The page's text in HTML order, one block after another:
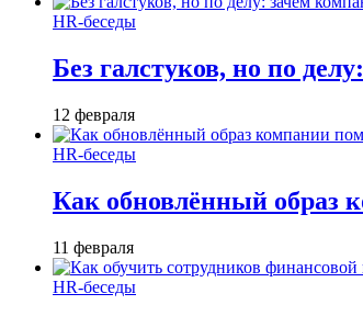
HR-беседы
Без галстуков, но по
12 февраля
HR-беседы
Как обновлённый образ
11 февраля
HR-беседы